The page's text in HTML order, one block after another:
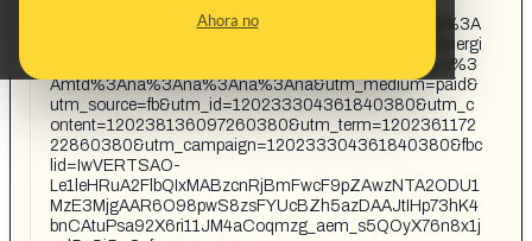
Ahora no
on%3Asop%3Aeees%3Acap%3Aeng%3Afba%3Acpl%3A
pf%3Apr%3Apr%3Acatalan%3Actl%3Aconecta%3Aenergi
a%3Aconecta%3Ailus%3Ailus%3Ana%3A1x1%3Ana%3
Amtd%3Ana%3Ana%3Ana%3Ana&utm_medium=paid&
utm_source=fb&utm_id=120233304361840380&utm_c
ontent=120238136097260380&utm_term=1202361172
22860380&utm_campaign=120233304361840380&fbc
lid=IwVERTSAO-
Le1leHRuA2FlbQIxMABzcnRjBmFwcF9pZAwzNTA2ODU1
MzE3MjgAAR6O98pwS8zsFYUcBZh5azDAAJtIHp73hK4
bnCAtuPsa92X6ri11JM4aCoqmzg_aem_s5QOyX76n8x1j